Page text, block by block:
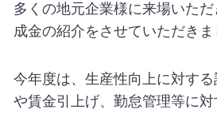
多くの地元企業様に来場いた
成金の紹介をさせていただきま
今年度は、生産性向上に対す
や賃金引上げ、勤怠管理等に